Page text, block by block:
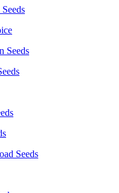
Seeds
Seeds